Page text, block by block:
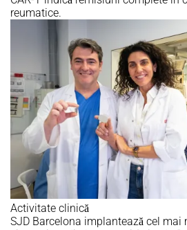
reumatice.
Activitate clinică
SJD Barcelona implantează cel